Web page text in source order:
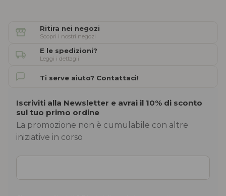
Ritira nei negozi
Scopri i nostri negozi
E le spedizioni?
Leggi i dettagli
Ti serve aiuto? Contattaci!
Iscriviti alla Newsletter e avrai il 10% di sconto
sul tuo primo ordine
La promozione non è cumulabile con altre
iniziative in corso